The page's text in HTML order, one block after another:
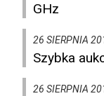
GHz
26 SIERPNIA
Szybka
26 SIERPNIA